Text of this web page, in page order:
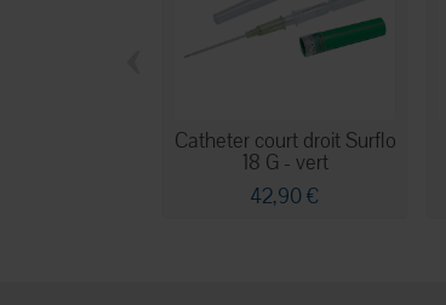
Catheter court droit Surflo
18 G - vert
42,90 €